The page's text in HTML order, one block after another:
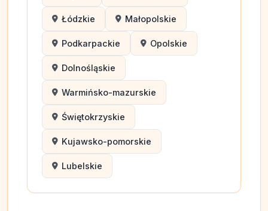
Łódzkie Małopolskie
Podkarpackie Opolskie
Dolnośląskie
Warmińsko-mazurskie
Świętokrzyskie
Kujawsko-pomorskie
Lubelskie